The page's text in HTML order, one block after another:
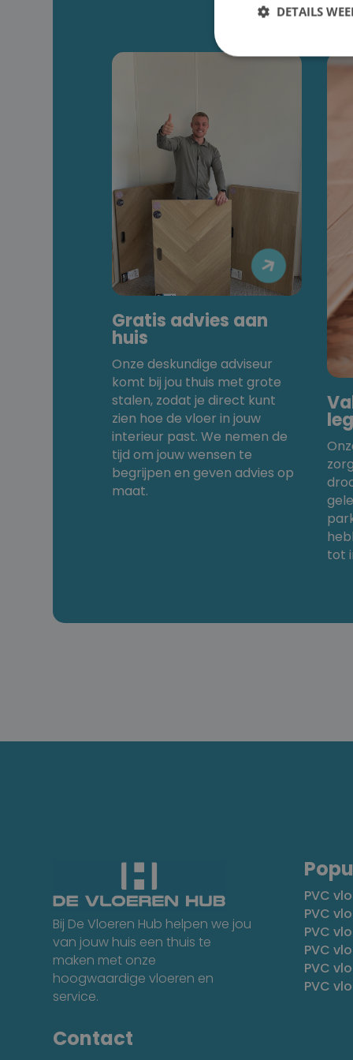

Gratis advies aan
huis
Onze deskundige adviseur
komt bij jou thuis met grote
stalen, zodat je direct kunt
zien hoe de vloer in jouw
interieur past. We nemen de
tijd om jouw wensen te
begrijpen en geven advies op
maat.
tot
Bij De Vloeren Hub helpen we jou
van jouw huis een thuis te
maken met onze
hoogwaardige vloeren en
service.
Contact
PVC
PVC
PVC
PVC
PVC
PVC
DETAILS